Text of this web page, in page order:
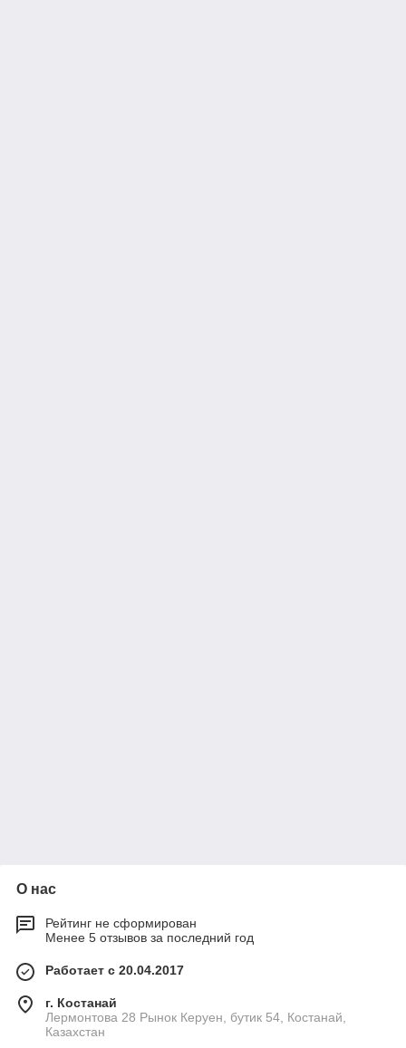
О нас
Рейтинг не сформирован
Менее 5 отзывов за последний год
Работает с 20.04.2017
г. Костанай
Лермонтова 28 Рынок Керуен, бутик 54, Костанай,
Казахстан